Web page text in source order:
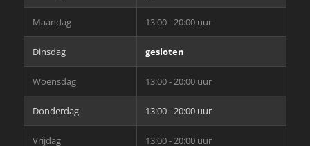
Maandag 13:00 - 20:00 uur
Dinsdag gesloten
Woensdag 13:00 - 20:00 uur
Donderdag 13:00 - 20:00 uur
Vrijdag 13:00 - 20:00 uur